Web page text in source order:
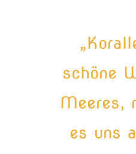
schöne
Meeres,
es uns